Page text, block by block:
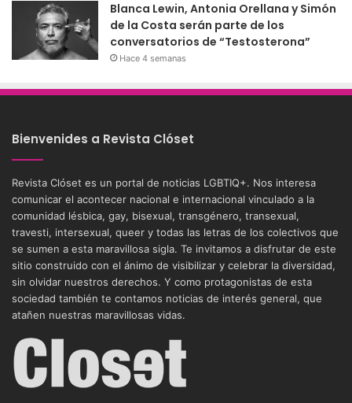
Blanca Lewin, Antonia Orellana y Simón
de la Costa serán parte de los
conversatorios de “Testosterona”
Hace 4 semanas
Bienvenides a Revista Clóset
Revista Clóset es un portal de noticias LGBTIQ+. Nos interesa
comunicar el acontecer nacional e internacional vinculado a la
comunidad lésbica, gay, bisexual, transgénero, transexual,
travesti, intersexual, queer y todas las letras de los colectivos que
se sumen a esta maravillosa sigla. Te invitamos a disfrutar de este
sitio construido con el ánimo de visibilizar y celebrar la diversidad,
sin olvidar nuestros derechos. Y como protagonistas de esta
sociedad también te contamos noticias de interés general, que
atañen nuestras maravillosas vidas.